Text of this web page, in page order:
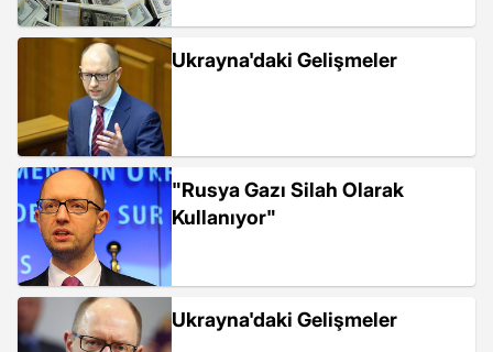
Ukrayna'daki Gelişmeler
"Rusya Gazı Silah Olarak
Kullanıyor"
Ukrayna'daki Gelişmeler